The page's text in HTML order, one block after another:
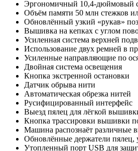
Эргономичный 10,4-дюймовый
Объём памяти 50 млн стежков
Обновлённый узкий «рукав»
Вышивка на кепках с углом
Усиленная система верхней
Использование двух ремней в
Усиленные направляющие по
Двойная система освещения
Кнопка экстренной остановки
Датчик обрыва нити
Автоматическая обрезка нитей
Русифицированный интерфейс
Выезд пялец для лёгкой
Кнопка трассировки вышивки
Машина распознаёт различные
Обновлённые держатели
Утопленный порт USB для